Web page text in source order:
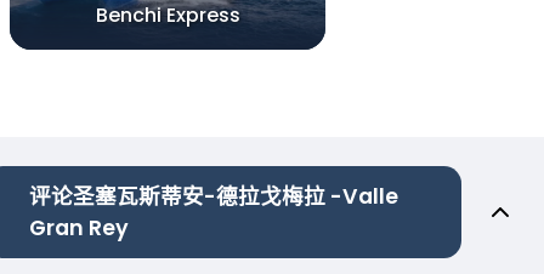
Benchi Express
评论圣塞瓦斯蒂安-德拉戈梅拉 -Valle
Gran Rey